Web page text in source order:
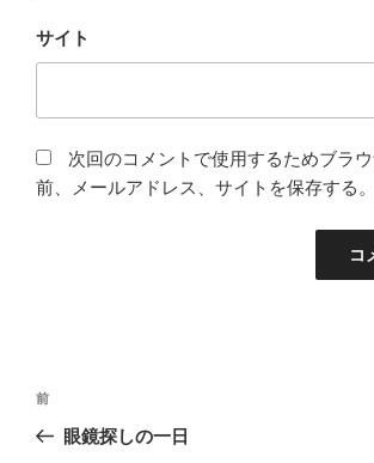
サイト
次回のコメントで使用するためブラ
前、メールアドレス、サイトを保存する。
投
前
の
前
眼鏡探しの一日